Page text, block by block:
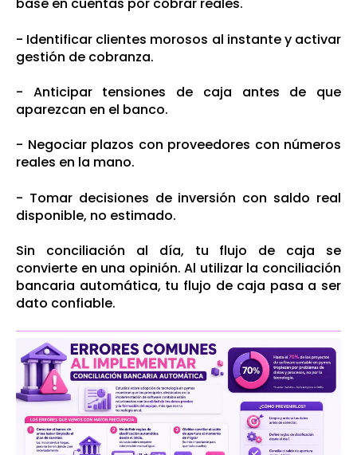
base en cuentas por cobrar reales.
- Identificar clientes morosos al instante y activar
gestión de cobranza.
- Anticipar tensiones de caja antes de que
aparezcan en el banco.
- Negociar plazos con proveedores con números
reales en la mano.
- Tomar decisiones de inversión con saldo real
disponible, no estimado.
Sin conciliación al día, tu flujo de caja se
convierte en una opinión. Al utilizar la conciliación
bancaria automática, tu flujo de caja pasa a ser
dato confiable.